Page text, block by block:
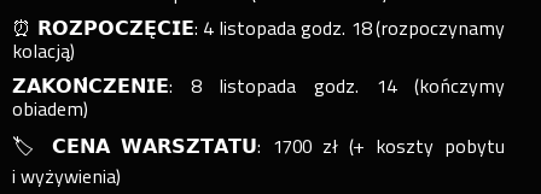
⏰ 𝗥𝗢𝗭𝗣𝗢𝗖𝗭𝗘̨𝗖𝗜𝗘: 4 listopada godz. 18 (rozpoczynamy
kolacją)
𝗭𝗔𝗞𝗢𝗡́𝗖𝗭𝗘𝗡𝗜𝗘: 8 listopada godz. 14 (kończymy
obiadem)
🏷️ 𝗖𝗘𝗡𝗔 𝗪𝗔𝗥𝗦𝗭𝗧𝗔𝗧𝗨: 1700 zł (+ koszty pobytu
i wyżywienia)